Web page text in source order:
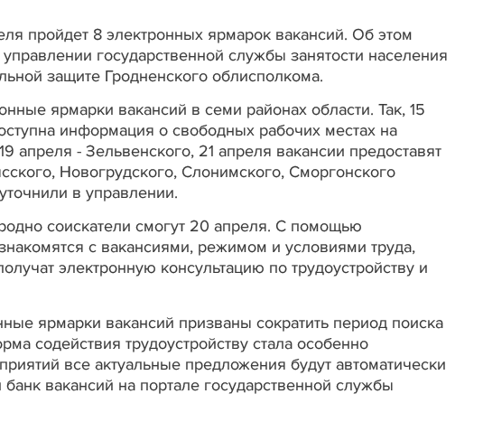
пройдет 8 электронных ярмарок вакансий. Об этом
государственной службы занятости населения
защите Гродненского облисполкома.
ярмарки вакансий в семи районах области. Так, 15
информация о свободных рабочих местах на
апреля - Зельвенского, 21 апреля вакансии предоставят
Новогрудского, Слонимского, Сморгонского
в управлении.
соискатели смогут 20 апреля. С помощью
с вакансиями, режимом и условиями труда,
электронную консультацию по трудоустройству и
ярмарки вакансий призваны сократить период поиска
содействия трудоустройству стала особенно
все актуальные предложения будут автоматически
вакансий на портале государственной службы